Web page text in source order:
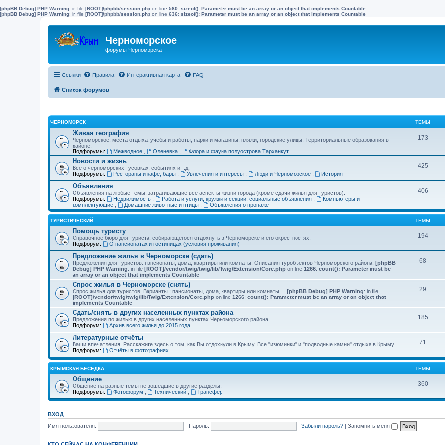
[phpBB Debug] PHP Warning: in file [ROOT]/phpbb/session.php on line 580: sizeof(): Parameter must be an array or an object that implements Countable
[phpBB Debug] PHP Warning: in file [ROOT]/phpbb/session.php on line 636: sizeof(): Parameter must be an array or an object that implements Countable
Черноморское
форумы Черноморска
Ссылки Правила Интерактивная карта FAQ
Список форумов
ЧЕРНОМОРСК ТЕМЫ
Живая география
Черноморское: места отдыха, учебы и работы, парки и магазины, пляжи, городские улицы. Территориальные образования в
районе.
Подфорумы:
Межводное Оленевка Флора и фауна полуострова Тарханкут
173
Новости и жизнь
Все о черноморских тусовках, событиях и т.д.
Подфорумы:
Рестораны и кафе, бары Увлечения и интересы Люди и Черноморское История
425
Объявления
Объявления на любые темы, затрагивающие все аспекты жизни города (кроме сдачи жилья для туристов).
Подфорумы:
Недвижимость Работа и услуги, кружки и секции, социальные объявления
Компьютеры и
комплектующие
Домашние животные и птицы Объявления о пропаже
406
ТУРИСТИЧЕСКИЙ ТЕМЫ
Помощь туристу
Справочное бюро для туриста, собирающегося отдохнуть в Черноморске и его окрестностях.
Подфорум:
О пансионатах и гостиницах (условия проживания)
194
Предложение жилья в Черноморске (сдать)
Предложения для туристов: пансионаты, дома, квартиры или комнаты. Описания туробъектов Черноморского района. [phpBB
Debug] PHP Warning: in file [ROOT]/vendor/twig/twig/lib/Twig/Extension/Core.php on line 1266: count(): Parameter must be
an array or an object that implements Countable
68
Спрос жилья в Черноморске (снять)
Спрос жилья для туристов. Варианты : пансионаты, дома, квартиры или комнаты.... [phpBB Debug] PHP Warning: in file
[ROOT]/vendor/twig/twig/lib/Twig/Extension/Core.php on line 1266: count(): Parameter must be an array or an object that
implements Countable
29
Сдать/снять в других населенных пунктах района
Предложения по жилью в других населенных пунктах Черноморского района
Подфорум:
Архив всего жилья до 2015 года
185
Литературные отчёты
Ваши впечатления. Расскажите здесь о том, как Вы отдохнули в Крыму. Все "изюминки" и "подводные камни" отдыха в Крыму.
Подфорум:
Отчёты в фотографиях
71
КРЫМСКАЯ БЕСЕДКА ТЕМЫ
Общение
Общение на разные темы не вошедшие в другие разделы.
Подфорумы:
Фотофорум Технический Трансфер
360
ВХОД
Имя пользователя:
Пароль: Забыли пароль? | Запомнить меня